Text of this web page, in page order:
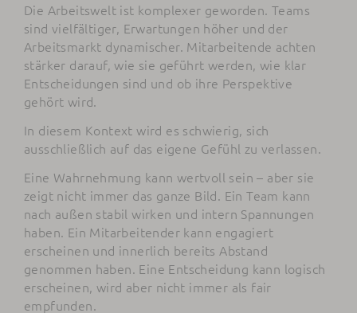
Die Arbeitswelt ist komplexer geworden. Teams
sind vielfältiger, Erwartungen höher und der
Arbeitsmarkt dynamischer. Mitarbeitende achten
stärker darauf, wie sie geführt werden, wie klar
Entscheidungen sind und ob ihre Perspektive
gehört wird.
In diesem Kontext wird es schwierig, sich
ausschließlich auf das eigene Gefühl zu verlassen.
Eine Wahrnehmung kann wertvoll sein – aber sie
zeigt nicht immer das ganze Bild. Ein Team kann
nach außen stabil wirken und intern Spannungen
haben. Ein Mitarbeitender kann engagiert
erscheinen und innerlich bereits Abstand
genommen haben. Eine Entscheidung kann logisch
erscheinen, wird aber nicht immer als fair
empfunden.